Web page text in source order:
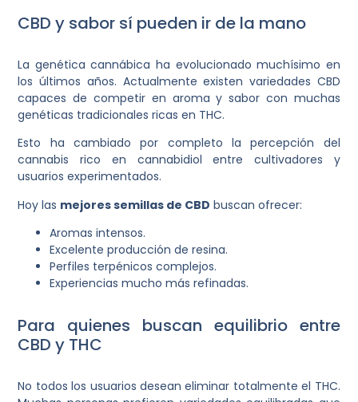
CBD y sabor sí pueden ir de la mano
La genética cannábica ha evolucionado muchísimo en
los últimos años. Actualmente existen variedades CBD
capaces de competir en aroma y sabor con muchas
genéticas tradicionales ricas en THC.
Esto ha cambiado por completo la percepción del
cannabis rico en cannabidiol entre cultivadores y
usuarios experimentados.
Hoy las mejores semillas de CBD buscan ofrecer:
Aromas intensos.
Excelente producción de resina.
Perfiles terpénicos complejos.
Experiencias mucho más refinadas.
Para quienes buscan equilibrio entre
CBD y THC
No todos los usuarios desean eliminar totalmente el THC.